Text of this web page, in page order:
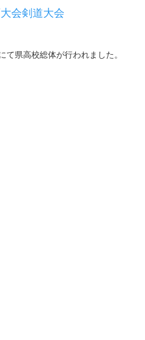
会剣道大会
県高校総体が行われました。